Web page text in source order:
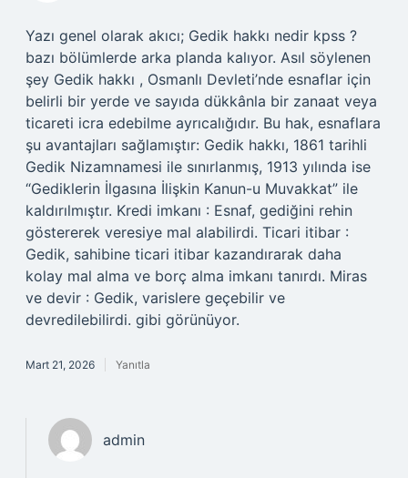
Yazı genel olarak akıcı; Gedik hakkı nedir kpss ?
bazı bölümlerde arka planda kalıyor. Asıl söylenen
şey Gedik hakkı , Osmanlı Devleti’nde esnaflar için
belirli bir yerde ve sayıda dükkânla bir zanaat veya
ticareti icra edebilme ayrıcalığıdır. Bu hak, esnaflara
şu avantajları sağlamıştır: Gedik hakkı, 1861 tarihli
Gedik Nizamnamesi ile sınırlanmış, 1913 yılında ise
“Gediklerin İlgasına İlişkin Kanun-u Muvakkat” ile
kaldırılmıştır. Kredi imkanı : Esnaf, gediğini rehin
göstererek veresiye mal alabilirdi. Ticari itibar :
Gedik, sahibine ticari itibar kazandırarak daha
kolay mal alma ve borç alma imkanı tanırdı. Miras
ve devir : Gedik, varislere geçebilir ve
devredilebilirdi. gibi görünüyor.
Mart 21, 2026 Yanıtla
admin